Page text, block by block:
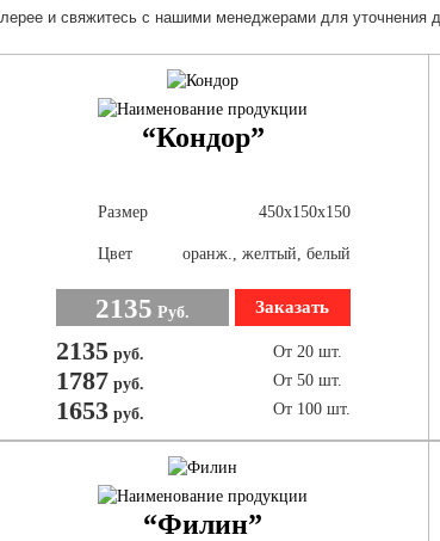
СЕРТИФИКАТЫ
КОНТАКТЫ
ЗАКАЗАТЬ
и свяжитесь с нашими менеджерами для уточнения
“Кондор”
Размер 450х150х150
Цвет оранж., желтый, белый
2135 Руб. Заказать
2135руб.
1787 руб.
1653руб.
От 20 шт.
От 50 шт.
От 100 шт.
“Филин”